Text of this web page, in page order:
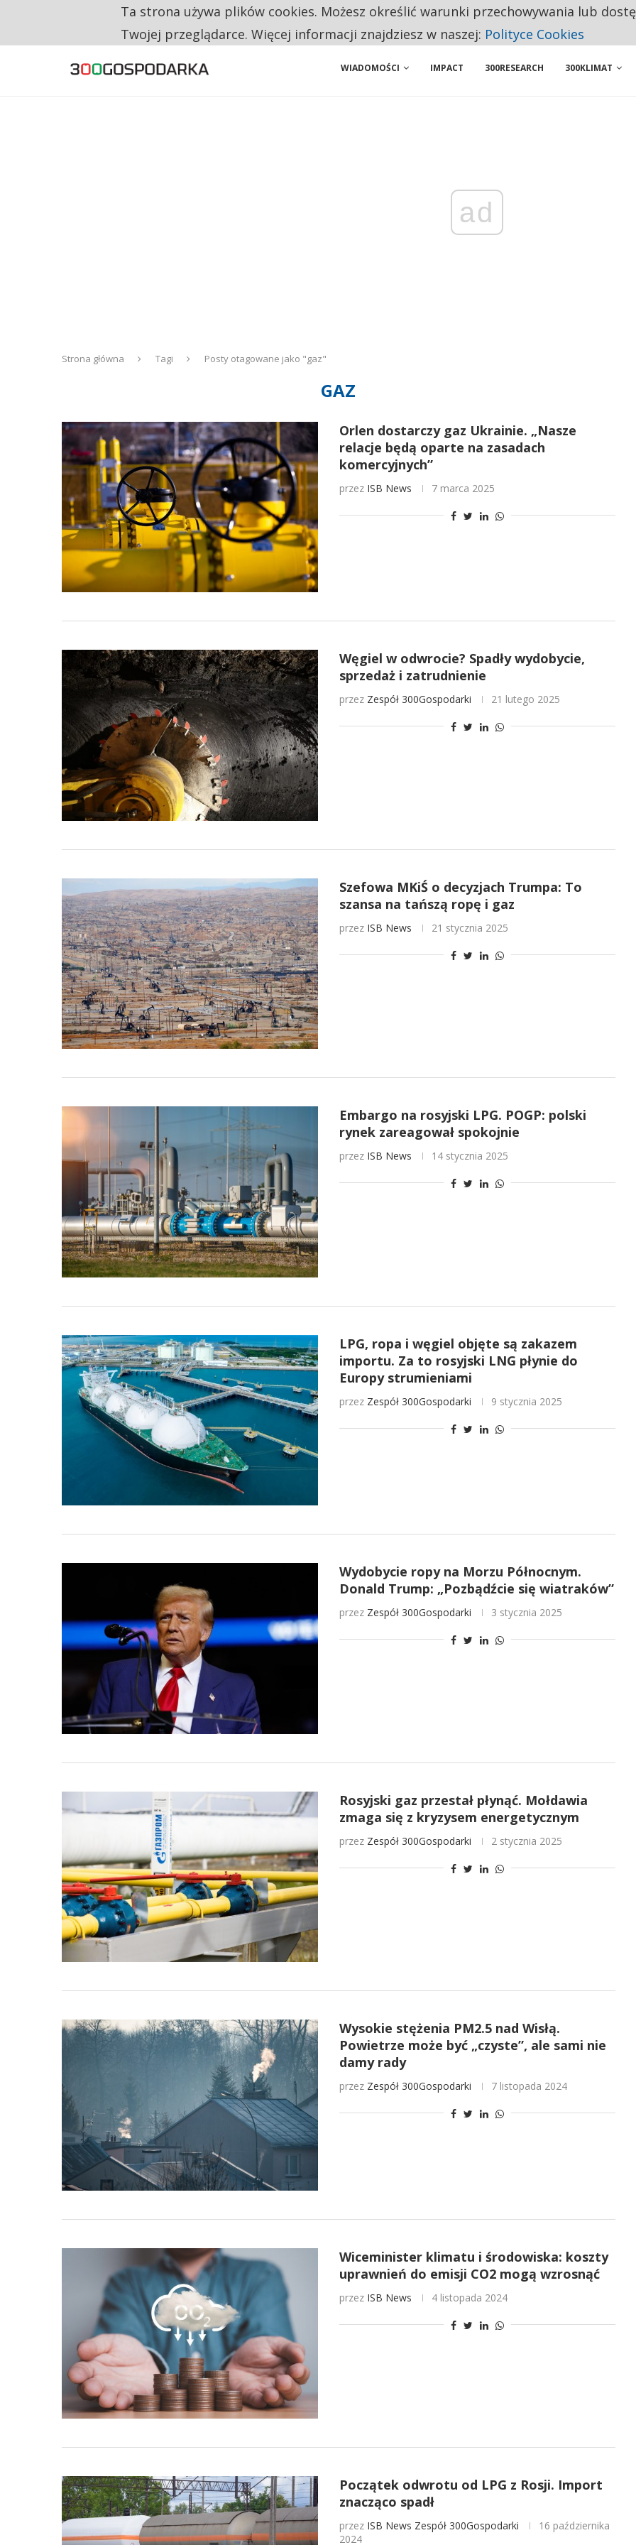
NA JEDEN WAKAT PRZYPADAJĄ 62 ZGŁOSZENIA. WIELU KANDYDATÓW NIE ROZPOCZYNA PRACY
WIADOMOŚCI IMPACT 300RESEARCH 300KLIMAT
ad
Strona główna Tagi Posty otagowane jako "gaz"
GAZ
Orlen dostarczy gaz Ukrainie. „Nasze
relacje będą oparte na zasadach
komercyjnych”
przez ISB News 7 marca 2025
Węgiel w odwrocie? Spadły wydobycie,
sprzedaż i zatrudnienie
przez Zespół 300Gospodarki 21 lutego 2025
Szefowa MKiŚ o decyzjach Trumpa: To
szansa na tańszą ropę i gaz
przez ISB News 21 stycznia 2025
Embargo na rosyjski LPG. POGP: polski
rynek zareagował spokojnie
przez ISB News 14 stycznia 2025
LPG, ropa i węgiel objęte są zakazem
importu. Za to rosyjski LNG płynie do
Europy strumieniami
przez Zespół 300Gospodarki 9 stycznia 2025
Wydobycie ropy na Morzu Północnym.
Donald Trump: „Pozbądźcie się wiatraków”
przez Zespół 300Gospodarki 3 stycznia 2025
Rosyjski gaz przestał płynąć. Mołdawia
zmaga się z kryzysem energetycznym
przez Zespół 300Gospodarki 2 stycznia 2025
Wysokie stężenia PM2.5 nad Wisłą.
Powietrze może być „czyste”, ale sami nie
damy rady
przez Zespół 300Gospodarki 7 listopada 2024
Wiceminister klimatu i środowiska: koszty
uprawnień do emisji CO2 mogą wzrosnąć
przez ISB News 4 listopada 2024
Początek odwrotu od LPG z Rosji. Import
znacząco spadł
przez ISB News Zespół 300Gospodarki
16 października
2024
Ta strona używa plików cookies. Możesz określić warunki przechowywania lub
Twojej przeglądarce. Więcej informacji znajdziesz w naszej: Polityce Cookies